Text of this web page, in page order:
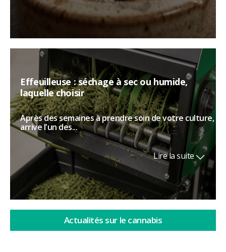
Effeuilleuse : séchage à sec ou humide,
laquelle choisir
Après des semaines à prendre soin de votre culture,
arrive l'un des...
Lire la suite
Actualités sur le cannabis